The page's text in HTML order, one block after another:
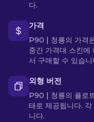
다.
가격
P90 | 청룡의 가격
중간 가격대 스킨에
서 구매할 수 있습니
외형 버전
P90 | 청룡의 플로
태로 제공됩니다.
니다.